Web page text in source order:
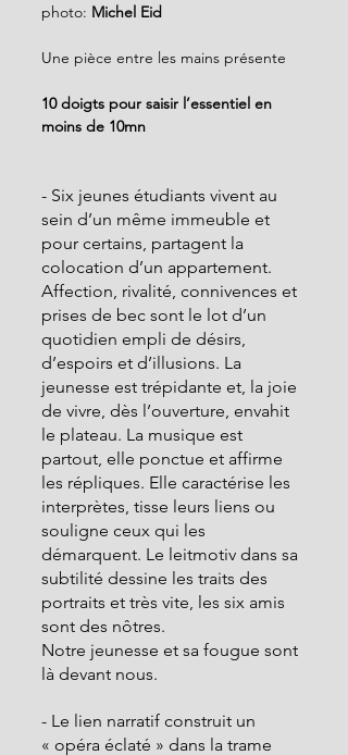
photo: Michel Eid
Une pièce entre les mains présente
10 doigts pour saisir l’essentiel en
moins de 10mn
- Six jeunes étudiants vivent au
sein d’un même immeuble et
pour certains, partagent la
colocation d’un appartement.
Affection, rivalité, connivences et
prises de bec sont le lot d’un
quotidien empli de désirs,
d’espoirs et d’illusions. La
jeunesse est trépidante et, la joie
de vivre, dès l’ouverture, envahit
le plateau. La musique est
partout, elle ponctue et affirme
les répliques. Elle caractérise les
interprètes, tisse leurs liens ou
souligne ceux qui les
démarquent. Le leitmotiv dans sa
subtilité dessine les traits des
portraits et très vite, les six amis
sont des nôtres.
Notre jeunesse et sa fougue sont
là devant nous.
- Le lien narratif construit un
« opéra éclaté » dans la trame